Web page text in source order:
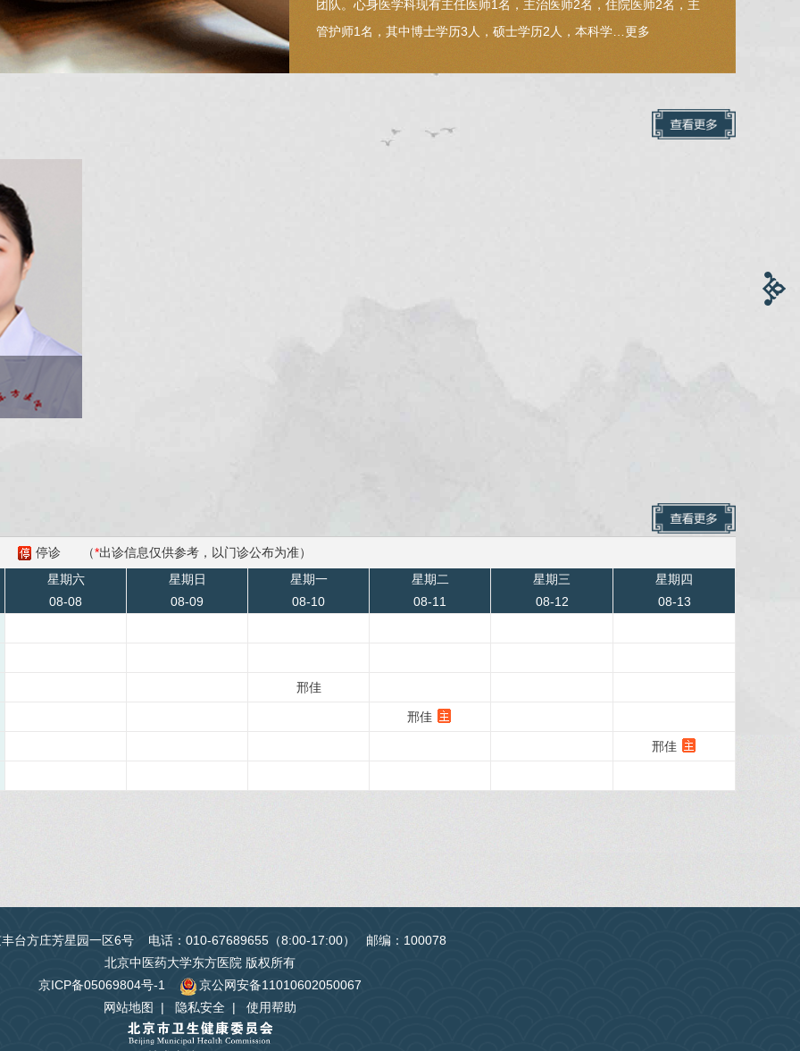
团队。心身医学科现有主任医师1名，主治医师2名，住院医师2名，主
管护师1名，其中博士学历3人，硕士学历2人，本科学… 更多
停诊 （*出诊信息仅供参考，以门诊公布为准）
星期六
08-08
星期日
08-09
星期一
08-10
星期二
08-11
星期三
08-12
星期四
08-13
邢佳
邢佳
邢佳
丰台方庄芳星园一区6号 电话：010-67689655（8:00-17:00） 邮编：100078
北京中医药大学东方医院 版权所有
京ICP备05069804号-1
京公网安备11010602050067
网站地图
| 隐私安全 | 使用帮助